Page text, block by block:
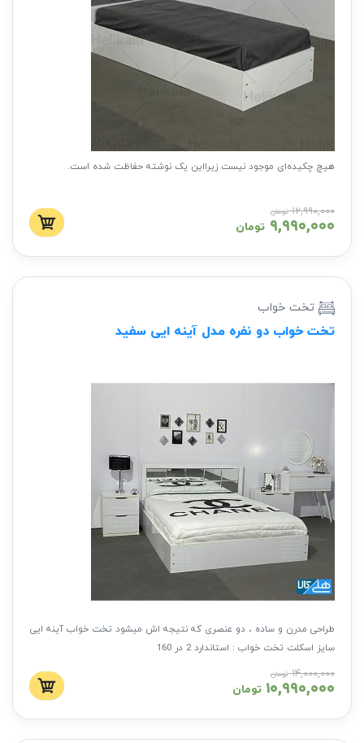
هیچ چکیده‌ای موجود نیست زیرا‌این یک نوشته حفاظت شده است.
۱۲,۹۹۰,۰۰۰ تومان
۹,۹۹۰,۰۰۰ تومان
تخت خواب
تخت خواب دو نفره مدل آینه ایی سفید
طراحی مدرن و ساده ، دو عنصری که نتیجه اش میشود تخت خواب آینه ایی
سایز اسکلت تخت خواب : استاندارد 2 در 160
جنس اسکلت : ام دی اف
تشک : به صورت جدا باید خریداری شود
۱۴,۰۰۰,۰۰۰ تومان
۱۰,۹۹۰,۰۰۰ تومان